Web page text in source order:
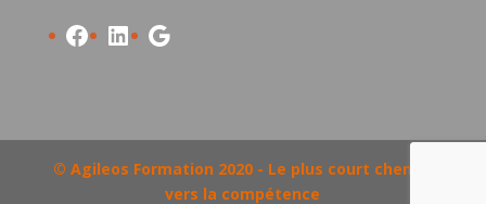
Facebook
LinkedIn
Google
© Agileos Formation 2020 - Le plus court chemin
vers la compétence